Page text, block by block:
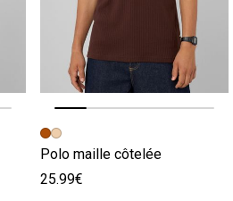
Image précédente
Image suivante
Polo maille côtelée
25.99€